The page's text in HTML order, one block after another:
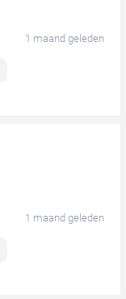
1 maand geleden
1 maand geleden